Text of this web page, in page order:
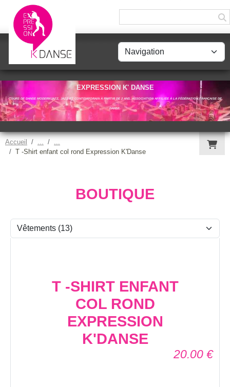
EXPRESSION K' DANSE
COURS DE DANSE MODERN'JAZZ, JAZZ ET CONTEMPORAIN À PARTIR DE 2 ANS. ASSOCIATION AFFILIÉE À LA FÉDÉRATION FRANÇAISE DE
DANSE.
Accueil
T -Shirt enfant col rond Expression K'Danse
BOUTIQUE
T -SHIRT ENFANT
COL ROND
EXPRESSION
K'DANSE
20.00 €
Panneau de gestion des cookies